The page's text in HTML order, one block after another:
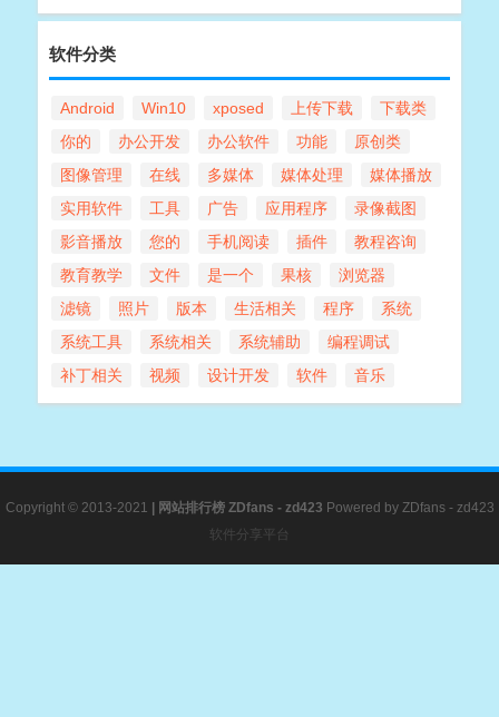
软件分类
Android Win10 xposed 上传下载
下载类
你的
办公开发 办公软件 功能
原创类
图像管理
在线 多媒体 媒体处理
媒体播放
实用软件
工具 广告 应用程序
录像截图
影音播放
您的 手机阅读 插件
教程咨询
教育教学
文件 是一个 果核
浏览器
滤镜
照片 版本 生活相关 程序
系统
系统工具
系统相关 系统辅助
编程调试
补丁相关
视频 设计开发 软件 音乐
Copyright © 2013-2021 网站排行榜ZDfans - zd423 Powered by ZDfans - zd423
软件分享平台